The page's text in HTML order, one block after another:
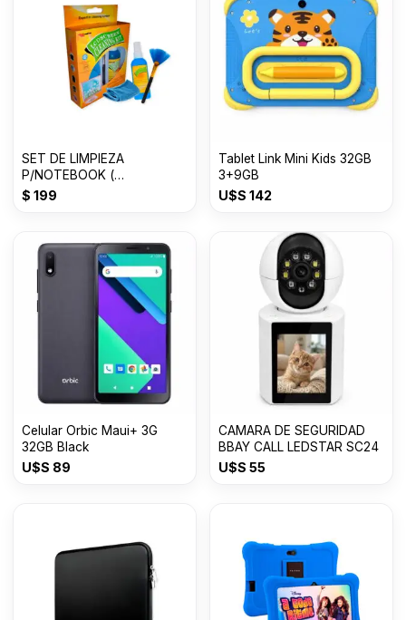
SET DE LIMPIEZA
P/NOTEBOOK (
LIQUIDO+FRANELA+PINCEL
$ 199
Tablet Link Mini Kids 32GB
3+9GB
U$S 142
Celular Orbic Maui+ 3G
32GB Black
U$S 89
CAMARA DE SEGURIDAD
BBAY CALL LEDSTAR SC24
U$S 55